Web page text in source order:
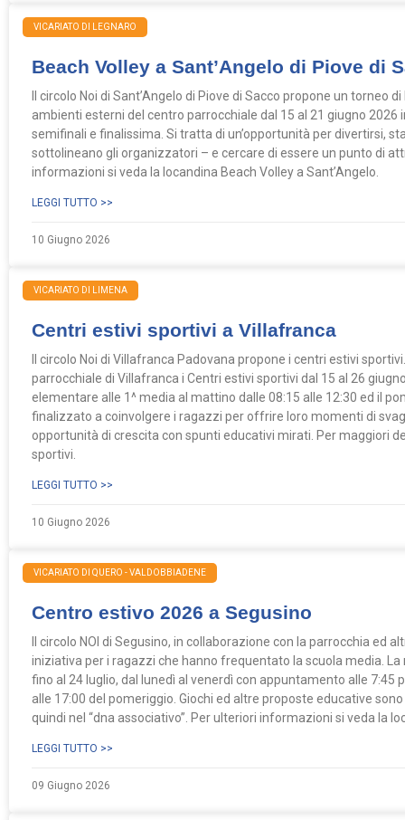
VICARIATO DI LEGNARO
Beach Volley a Sant’Angelo di Piove di
Il circolo Noi di Sant’Angelo di Piove di Sacco propone un torneo
ambienti esterni del centro parrocchiale dal 15 al 21 giugno 2026
semifinali e finalissima. Si tratta di un’opportunità per divertirsi,
sottolineano gli organizzatori – e cercare di essere un punto di
informazioni si veda la locandina Beach Volley a Sant’Angelo.
LEGGI TUTTO >>
10 Giugno 2026
VICARIATO DI LIMENA
Centri estivi sportivi a Villafranca
Il circolo Noi di Villafranca Padovana propone i centri estivi
parrocchiale di Villafranca i Centri estivi sportivi dal 15 al 26
elementare alle 1^ media al mattino dalle 08:15 alle 12:30 ed il
finalizzato a coinvolgere i ragazzi per offrire loro momenti di
opportunità di crescita con spunti educativi mirati. Per maggiori
sportivi.
LEGGI TUTTO >>
10 Giugno 2026
VICARIATO DI QUERO - VALDOBBIADENE
Centro estivo 2026 a Segusino
Il circolo NOI di Segusino, in collaborazione con la parrocchia ed
iniziativa per i ragazzi che hanno frequentato la scuola media.
fino al 24 luglio, dal lunedì al venerdì con appuntamento alle
alle 17:00 del pomeriggio. Giochi ed altre proposte educative
quindi nel “dna associativo”. Per ulteriori informazioni si veda la
LEGGI TUTTO >>
09 Giugno 2026